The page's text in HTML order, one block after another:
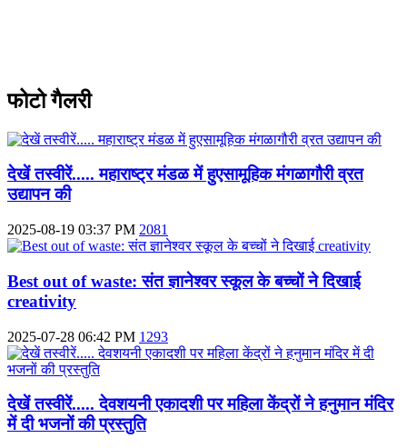
फोटो गैलरी
देखें तस्वीरें..... महाराष्ट्र मंडळ में हुएसामूहिक मंगळागौरी व्रत
उद्यापन की
2025-08-19 03:37 PM 2081
Best out of waste: संत ज्ञानेश्वर स्कूल के बच्चों ने दिखाई
creativity
2025-07-28 06:42 PM 1293
देखें तस्वीरें..... देवशयनी एकादशी पर महिला केंद्रों ने हनुमान मंदिर
में दी भजनों की प्रस्तुति